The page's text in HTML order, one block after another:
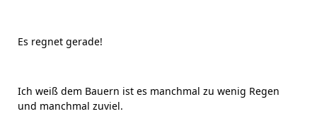
Es regnet gerade!
Ich weiß dem Bauern ist es manchmal zu wenig Regen
und manchmal zuviel.